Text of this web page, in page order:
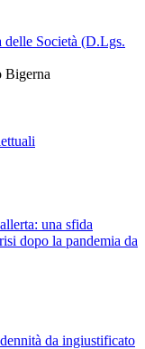
Società (D.Lgs.
Bigerna
una sfida
dopo la pandemia da
da ingiustificato